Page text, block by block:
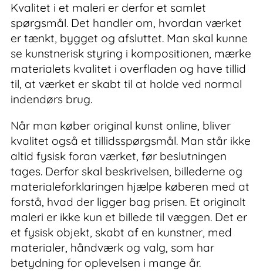
Kvalitet i et maleri er derfor et samlet
spørgsmål. Det handler om, hvordan værket
er tænkt, bygget og afsluttet. Man skal kunne
se kunstnerisk styring i kompositionen, mærke
materialets kvalitet i overfladen og have tillid
til, at værket er skabt til at holde ved normal
indendørs brug.
Når man køber original kunst online, bliver
kvalitet også et tillidsspørgsmål. Man står ikke
altid fysisk foran værket, før beslutningen
tages. Derfor skal beskrivelsen, billederne og
materialeforklaringen hjælpe køberen med at
forstå, hvad der ligger bag prisen. Et originalt
maleri er ikke kun et billede til væggen. Det er
et fysisk objekt, skabt af en kunstner, med
materialer, håndværk og valg, som har
betydning for oplevelsen i mange år.